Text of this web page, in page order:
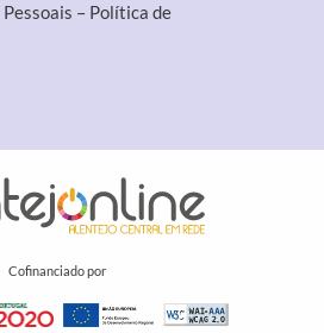
– Política de
Cofinanciado por